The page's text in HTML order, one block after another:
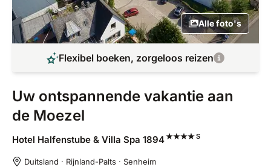
Alle foto's
Flexibel boeken, zorgeloos reizen
Uw ontspannende vakantie aan
de Moezel
Hotel Halfenstube & Villa Spa 1894 S
Duitsland · Rijnland-Palts · Senheim